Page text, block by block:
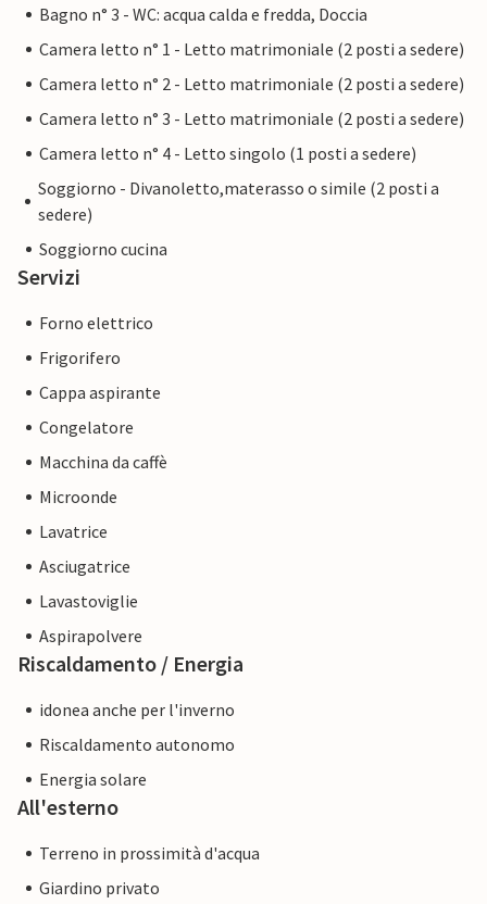
Bagno n° 3 - WC: acqua calda e fredda, Doccia
Camera letto n° 1 - Letto matrimoniale (2 posti a sedere)
Camera letto n° 2 - Letto matrimoniale (2 posti a sedere)
Camera letto n° 3 - Letto matrimoniale (2 posti a sedere)
Camera letto n° 4 - Letto singolo (1 posti a sedere)
Soggiorno - Divanoletto,materasso o simile (2 posti a
sedere)
Soggiorno cucina
Servizi
Forno elettrico
Frigorifero
Cappa aspirante
Congelatore
Macchina da caffè
Microonde
Lavatrice
Asciugatrice
Lavastoviglie
Aspirapolvere
Riscaldamento / Energia
idonea anche per l'inverno
Riscaldamento autonomo
Energia solare
All'esterno
Terreno in prossimità d'acqua
Giardino privato